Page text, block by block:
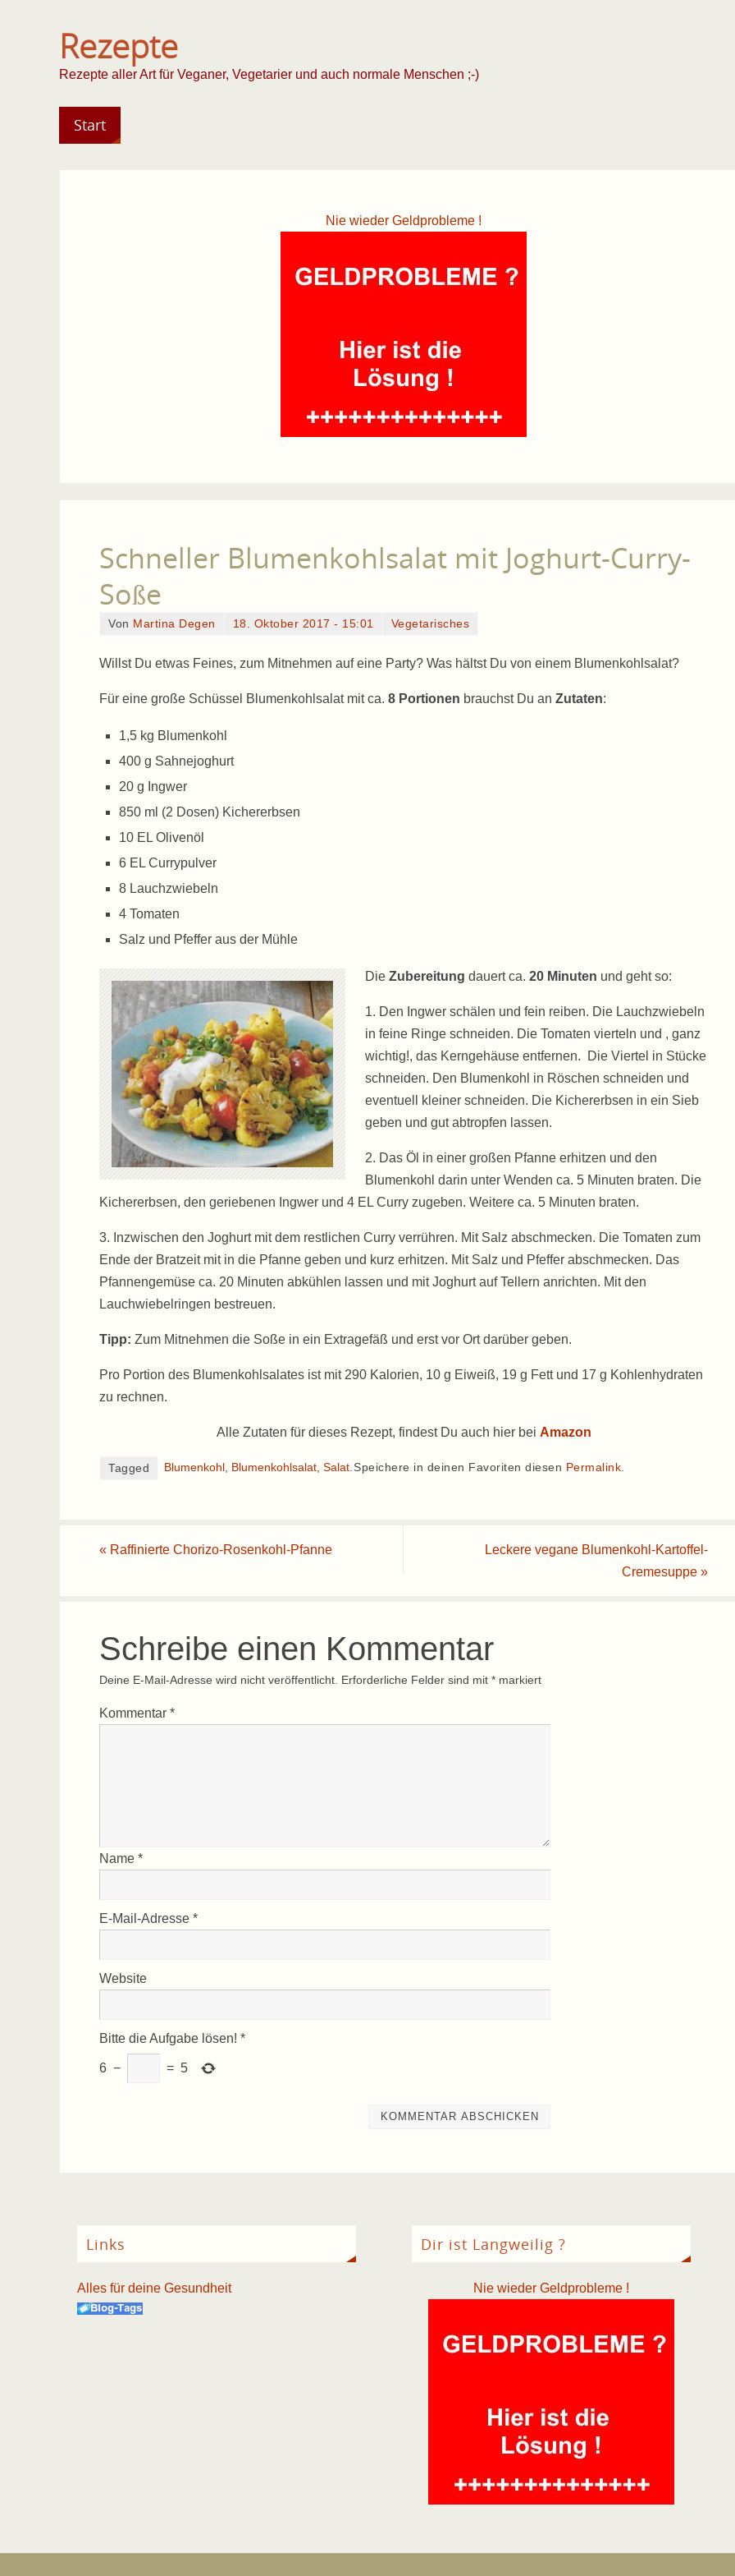
Rezepte
Rezepte aller Art für Veganer, Vegetarier und auch normale Menschen ;-)
Start
Nie wieder Geldprobleme !
Schneller Blumenkohlsalat mit Joghurt-Curry-
Soße
Von Martina Degen 18. Oktober 2017 - 15:01 Vegetarisches
Willst Du etwas Feines, zum Mitnehmen auf eine Party? Was hältst Du von einem Blumenkohlsalat?
Für eine große Schüssel Blumenkohlsalat mit ca. 8 Portionen brauchst Du an Zutaten:
1,5 kg Blumenkohl
400 g Sahnejoghurt
20 g Ingwer
850 ml (2 Dosen) Kichererbsen
10 EL Olivenöl
6 EL Currypulver
8 Lauchzwiebeln
4 Tomaten
Salz und Pfeffer aus der Mühle
Die Zubereitung dauert ca. 20 Minuten und geht so:
1. Den Ingwer schälen und fein reiben. Die Lauchzwiebeln
in feine Ringe schneiden. Die Tomaten vierteln und , ganz
wichtig!, das Kerngehäuse entfernen. Die Viertel in Stücke
schneiden. Den Blumenkohl in Röschen schneiden und
eventuell kleiner schneiden. Die Kichererbsen in ein Sieb
geben und gut abtropfen lassen.
2. Das Öl in einer großen Pfanne erhitzen und den
Blumenkohl darin unter Wenden ca. 5 Minuten braten. Die
Kichererbsen, den geriebenen Ingwer und 4 EL Curry zugeben. Weitere ca. 5 Minuten braten.
3. Inzwischen den Joghurt mit dem restlichen Curry verrühren. Mit Salz abschmecken. Die Tomaten zum
Ende der Bratzeit mit in die Pfanne geben und kurz erhitzen. Mit Salz und Pfeffer abschmecken. Das
Pfannengemüse ca. 20 Minuten abkühlen lassen und mit Joghurt auf Tellern anrichten. Mit den
Lauchwiebelringen bestreuen.
Tipp: Zum Mitnehmen die Soße in ein Extragefäß und erst vor Ort darüber geben.
Pro Portion des Blumenkohlsalates ist mit 290 Kalorien, 10 g Eiweiß, 19 g Fett und 17 g Kohlenhydraten
zu rechnen.
Alle Zutaten für dieses Rezept, findest Du auch hier bei Amazon
Tagged Blumenkohl Blumenkohlsalat Salat Speichere in deinen Favoriten diesen Permalink
« Raffinierte Chorizo-Rosenkohl-Pfanne
Leckere vegane Blumenkohl-Kartoffel-
Cremesuppe »
Schreibe einen Kommentar
Deine E-Mail-Adresse wird nicht veröffentlicht. Erforderliche Felder sind mit * markiert
Kommentar *
Name *
E-Mail-Adresse *
Website
Bitte die Aufgabe lösen! *
6 − = 5
Links
Alles für deine Gesundheit
Dir ist Langweilig ?
Nie wieder Geldprobleme !